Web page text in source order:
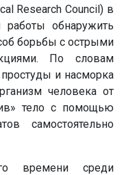
Research Council) в
обнаружить
борьбы с острыми
По словам
и насморка
человека от
тело с помощью
самостоятельно
времени среди